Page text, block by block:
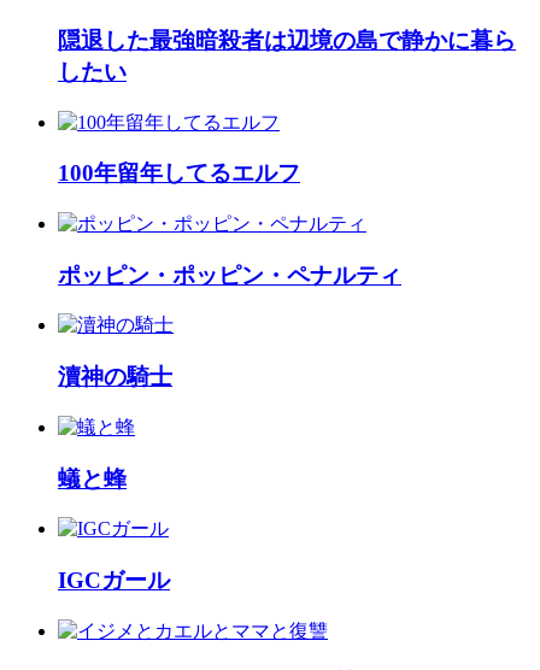
隠退した最強暗殺者は辺境の島で静かに暮ら
したい
100年留年してるエルフ
ポッピン・ポッピン・ペナルティ
瀆神の騎士
蟻と蜂
IGCガール